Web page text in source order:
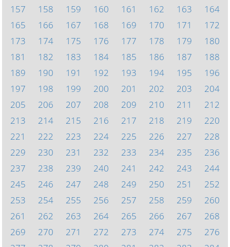
157
158 159 160 161 162 163
164
165
166 167 168 169 170 171
172
173
174 175 176 177 178 179
180
181
182 183 184 185 186 187
188
189
190 191 192 193 194 195
196
197
198 199 200 201 202 203
204
205
206 207 208 209 210 211
212
213
214 215 216 217 218 219
220
221
222 223 224 225 226 227
228
229
230 231 232 233 234 235
236
237
238 239 240 241 242 243
244
245
246 247 248 249 250 251
252
253
254 255 256 257 258 259
260
261
262 263 264 265 266 267
268
269
270 271 272 273 274 275
276